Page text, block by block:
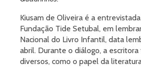
Kiusam de Oliveira é a
Fundação Tide Setubal, em
Nacional do Livro Infantil, data
abril. Durante o diálogo, a
diversos, como o papel da